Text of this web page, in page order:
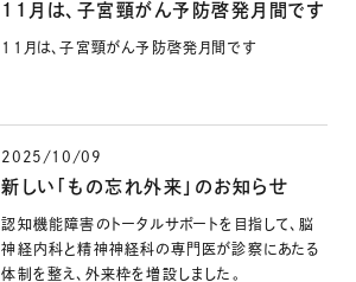
11月は、子宮頸がん予防啓発月間です
11月は、子宮頸がん予防啓発月間です
2025/10/09
新しい「もの忘れ外来」のお知らせ
認知機能障害のトータルサポートを目指して、脳
神経内科と精神神経科の専門医が診察にあたる
体制を整え、外来枠を増設しました。